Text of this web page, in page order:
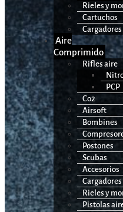
Rieles y
Cartuchos
Cargadores
Aire
Comprimido
Rifles aire
PCP
Co2
Airsoft
Bombines
Postones
Scubas
Accesorios
Cargadores
Rieles y
Pistolas